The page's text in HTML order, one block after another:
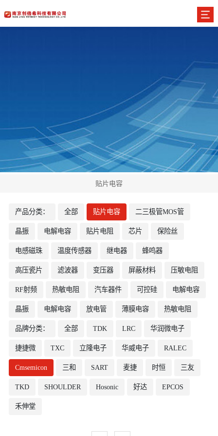
贴片电容
产品分类： 全部 贴片电容 二三极管MOS管
晶振 电解电容 贴片电阻 芯片 保险丝
电感磁珠 温度传感器 继电器 蜂鸣器
高压瓷片 滤波器 变压器 屏蔽材料 压敏电阻
RF射频 热敏电阻 汽车器件 可控硅 电解电容
晶振 电解电容 放电管 薄膜电容 热敏电阻
品牌分类： 全部 TDK LRC 华润微电子
捷捷微 TXC 立隆电子 华威电子 RALEC
Cmsemicon 三和 SART 麦捷 时恒 三友
TKD SHOULDER Hosonic 好达 EPCOS
禾伸堂